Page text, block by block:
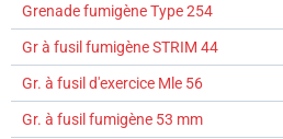
Grenade fumigène Type 254
Gr à fusil fumigène STRIM 44
Gr. à fusil d'exercice Mle 56
Gr. à fusil fumigène 53 mm